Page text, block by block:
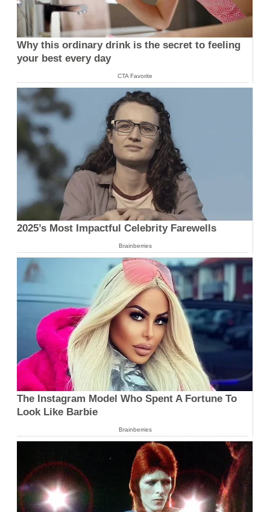
Why this ordinary drink is the secret to feeling
your best every day
CTA Favorite
2025’s Most Impactful Celebrity Farewells
Brainberries
The Instagram Model Who Spent A Fortune To
Look Like Barbie
Brainberries